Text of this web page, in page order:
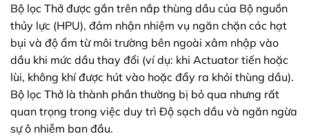
Bộ lọc Thở được gắn trên nắp thùng dầu của Bộ nguồn
thủy lực (HPU), đảm nhận nhiệm vụ ngăn chặn các hạt
bụi và độ ẩm từ môi trường bên ngoài xâm nhập vào
dầu khi mức dầu thay đổi (ví dụ: khi Actuator tiến hoặc
lùi, không khí được hút vào hoặc đẩy ra khỏi thùng dầu).
Bộ lọc Thở là thành phần thường bị bỏ qua nhưng rất
quan trọng trong việc duy trì Độ sạch dầu và ngăn ngừa
sự ô nhiễm ban đầu.